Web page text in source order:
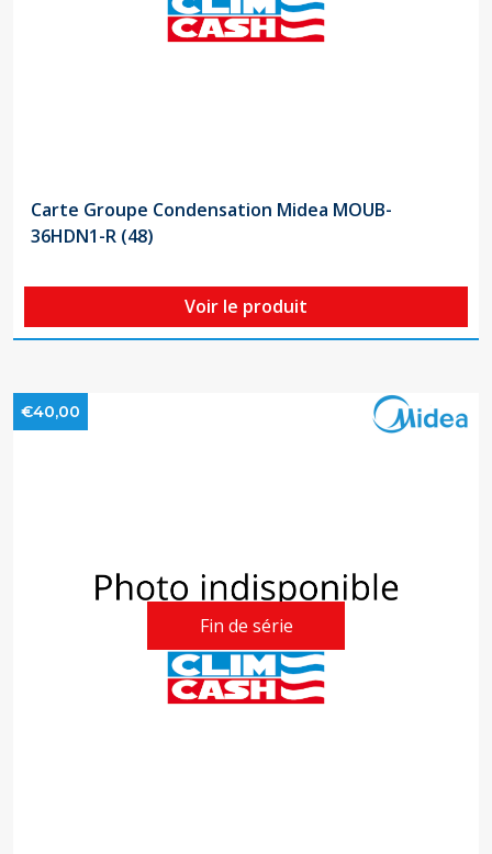
Carte Groupe Condensation Midea MOUB-
36HDN1-R (48)
Voir le produit
Fin de série
€40,00